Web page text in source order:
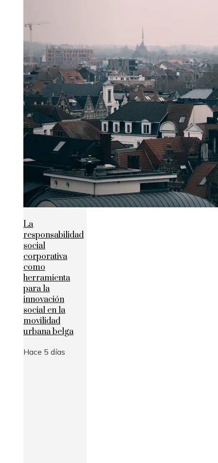
La
responsabilidad
social
corporativa
como
herramienta
para la
innovación
social en la
movilidad
urbana belga
Hace 5 días